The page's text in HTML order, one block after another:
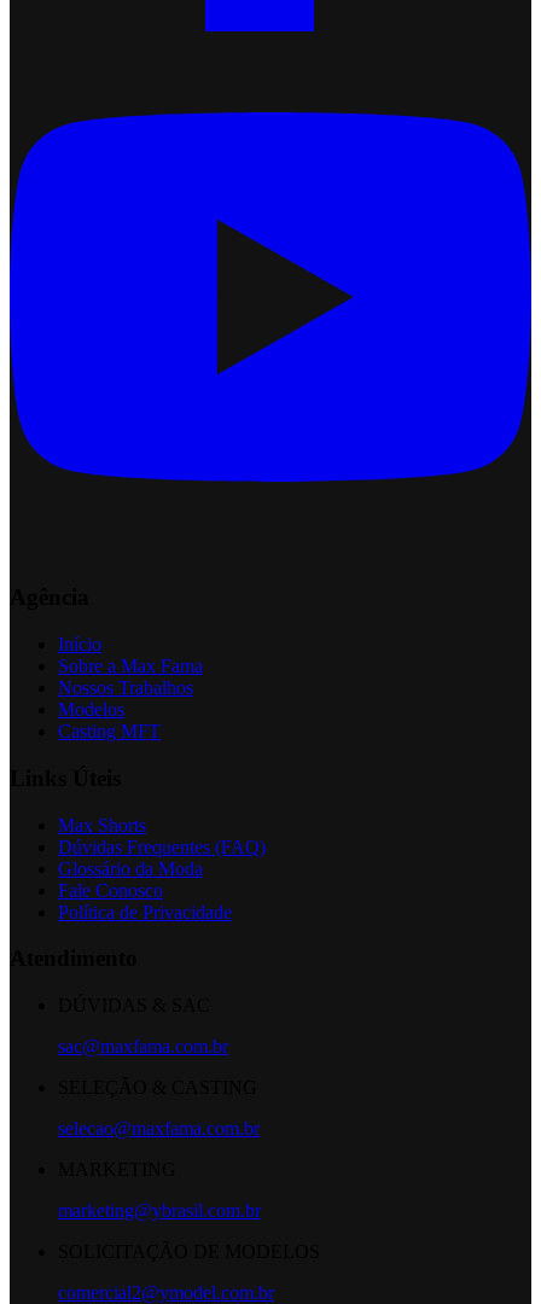
Início
Sobre a Max Fama
Nossos Trabalhos
Modelos
Casting MFT
Max Shorts
Dúvidas Frequentes (FAQ)
Glossário da Moda
Fale Conosco
Política de Privacidade
sac@maxfama.com.br
selecao@maxfama.com.br
marketing@ybrasil.com.br
comercial2@ymodel.com.br